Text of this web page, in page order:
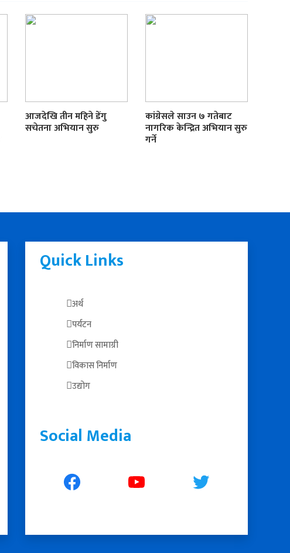
आजदेखि तीन महिने डेंगु
सचेतना अभियान सुरु
कांग्रेसले साउन ७ गतेबाट
नागरिक केन्द्रित अभियान सुरु
गर्ने
Quick Links
अर्थ
पर्यटन
निर्माण सामाग्री
विकास निर्माण
उद्योग
Social Media